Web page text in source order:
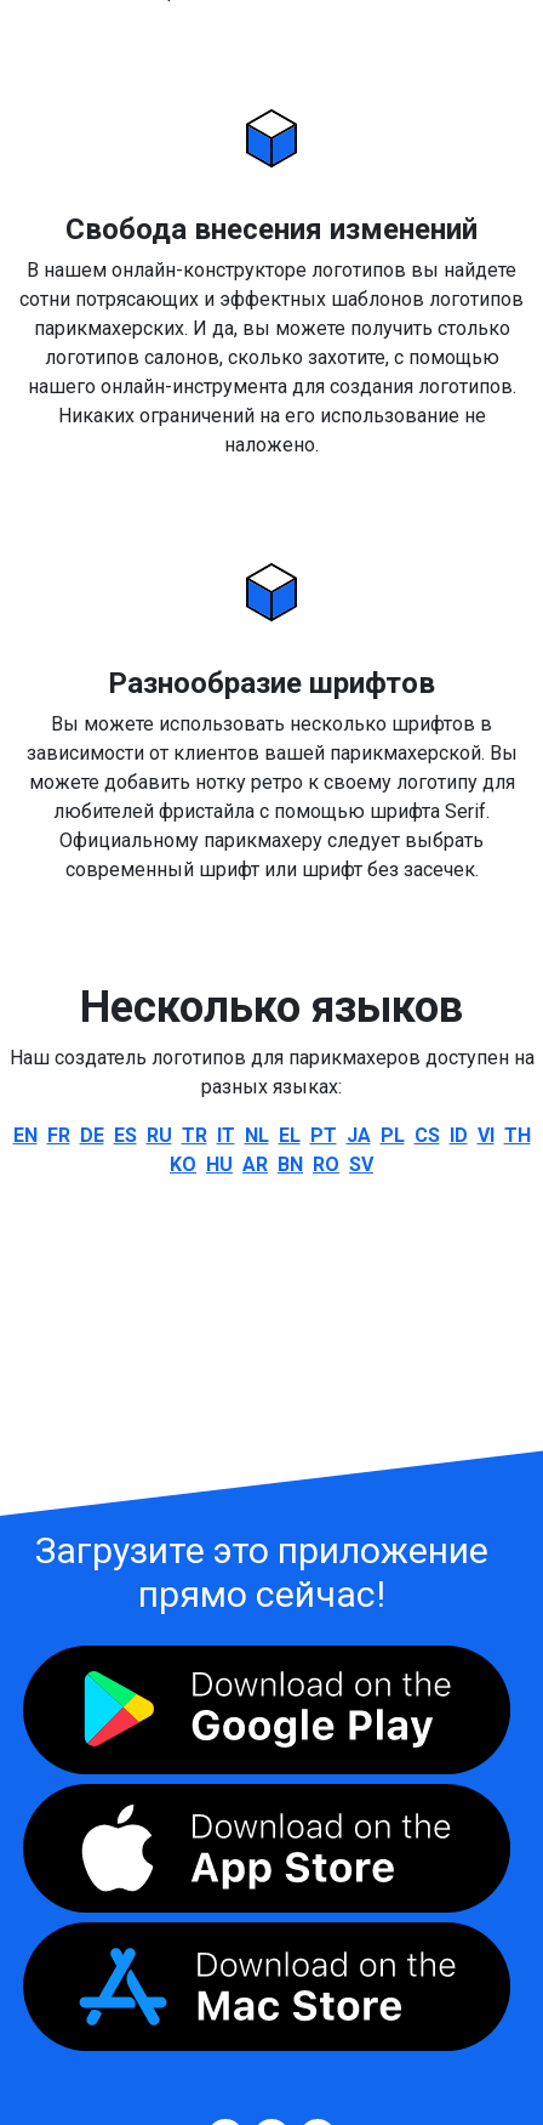
Свобода внесения изменений
В нашем онлайн-конструкторе логотипов вы найдете
сотни потрясающих и эффектных шаблонов логотипов
парикмахерских. И да, вы можете получить столько
логотипов салонов, сколько захотите, с помощью
нашего онлайн-инструмента для создания логотипов.
Никаких ограничений на его использование не
наложено.
Разнообразие шрифтов
Вы можете использовать несколько шрифтов в
зависимости от клиентов вашей парикмахерской. Вы
можете добавить нотку ретро к своему логотипу для
любителей фристайла с помощью шрифта Serif.
Официальному парикмахеру следует выбрать
современный шрифт или шрифт без засечек.
Несколько языков
Наш создатель логотипов для парикмахеров доступен на
разных языках:
EN FR DE ES RU TR IT NL EL PT JA PL CS ID VI TH
KO HU AR BN RO SV
Загрузите это приложение
прямо сейчас!